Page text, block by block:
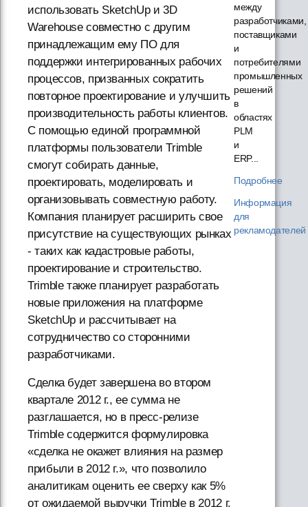
использовать SketchUp и 3D
Warehouse совместно с другим
принадлежащим ему ПО для
поддержки интегрированных рабочих
процессов, призванных сократить
повторное проектирование и улучшить
производительность работы клиентов.
С помощью единой программной
платформы пользователи Trimble
смогут собирать данные,
проектировать, моделировать и
организовывать совместную работу.
Компания планирует расширить свое
присутствие на существующих рынках
- таких как кадастровые работы,
проектирование и строительство.
Trimble также планирует разработать
новые приложения на платформе
SketchUp и рассчитывает на
сотрудничество со сторонними
разработчиками.
Сделка будет завершена во втором
квартале 2012 г., ее сумма не
разглашается, но в пресс-релизе
Trimble содержится формулировка
«сделка не окажет влияния на размер
прибыли в 2012 г.», что позволило
аналитикам оценить ее сверху как 5%
от ожидаемой выручки Trimble в 2012 г.
между
разработчиками,
поставщиками
и
потребителями
промышленных
решений
в
областях
PLM
и
ERP...
Подробнее
Информация
для
рекламодателей